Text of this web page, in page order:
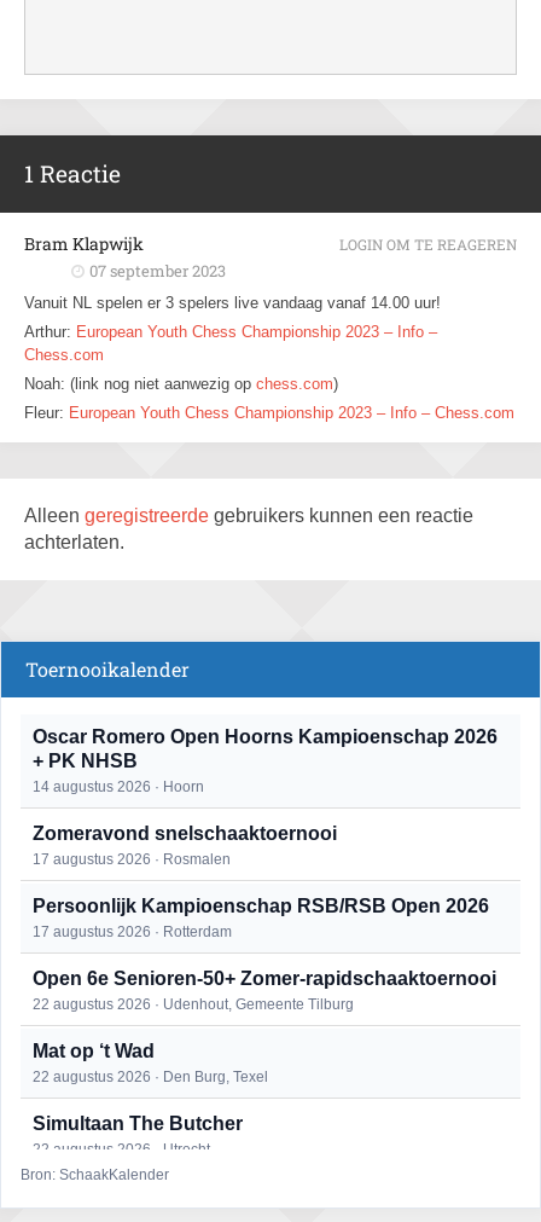
1 Reactie
Bram Klapwijk
07 september 2023
Vanuit NL spelen er 3 spelers live vandaag vanaf 14.00 uur!
Arthur: European Youth Chess Championship 2023 – Info –
Chess.com
Noah: (link nog niet aanwezig op chess.com)
Fleur: European Youth Chess Championship 2023 – Info – Chess.com
LOGIN OM TE REAGEREN
Alleen geregistreerde gebruikers kunnen een reactie
achterlaten.
Toernooikalender
Oscar Romero Open Hoorns Kampioenschap 2026
+ PK NHSB
14 augustus 2026 · Hoorn
Zomeravond snelschaaktoernooi
17 augustus 2026 · Rosmalen
Persoonlijk Kampioenschap RSB/RSB Open 2026
17 augustus 2026 · Rotterdam
Open 6e Senioren-50+ Zomer-rapidschaaktoernooi
22 augustus 2026 · Udenhout, Gemeente Tilburg
Mat op ‘t Wad
22 augustus 2026 · Den Burg, Texel
Simultaan The Butcher
22 augustus 2026 · Utrecht
Bron: SchaakKalender